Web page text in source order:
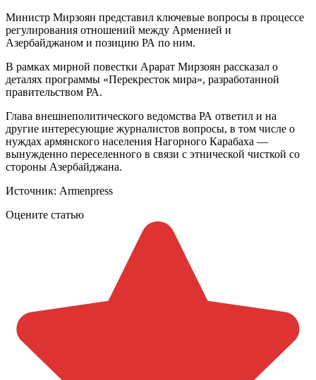
Министр Мирзоян представил ключевые вопросы в процессе
регулирования отношений между Арменией и
Азербайджаном и позицию РА по ним.
В рамках мирной повестки Арарат Мирзоян рассказал о
деталях программы «Перекресток мира», разработанной
правительством РА.
Глава внешнеполитического ведомства РА ответил и на
другие интересующие журналистов вопросы, в том числе о
нуждах армянского населения Нагорного Карабаха —
вынужденно переселенного в связи с этнической чисткой со
стороны Азербайджана.
Источник: Armenpress
Оцените статью